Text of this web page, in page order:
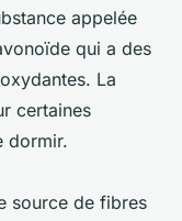
appelée
qui a des
La
certaines
dormir.
source de fibres